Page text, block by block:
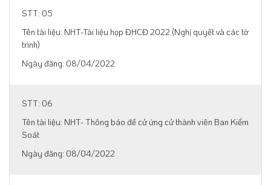
05
NHT-Tài liệu họp ĐHCĐ 2022 (Nghị quyết và các tờ
trình)
08/04/2022
06
NHT- Thông báo đề cử ứng cử thành viên Ban Kiểm
Soát
08/04/2022